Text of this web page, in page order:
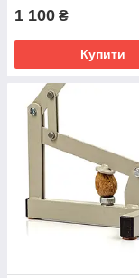
1 100 ₴
Купити